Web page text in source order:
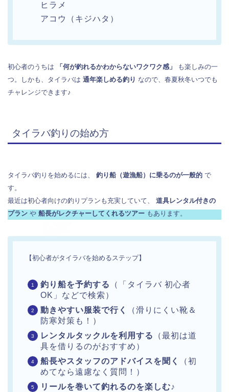
ヒラメ
アコウ（キジハタ）
初心者のうちは 「何が釣れるかわからないワクワク感」
も楽しみの一
つ。しかも、タイラバは 通年楽しめる釣り なので、春夏秋冬いつでも
チャレンジできます♪
タイラバ釣りの始め方
タイラバ釣りを始めるには、 釣り船（遊漁船）に乗るのが一般的 で
す。
最近は初心者向けの釣りプランも充実していて、 道具レンタル付きの
プラン や 船長がレクチャーしてくれるツアー もあります。
【初心者がタイラバを始めるステップ】
釣り船を予約する
（「タイラバ 初心者
OK」などで検索）
動きやすい服装で行く
（滑りにくい靴＆
防寒対策も！）
レンタルタックルを利用する
（最初は道
具を借りるのがおすすめ）
船長やスタッフのアドバイスを聞く
（初
めてなら遠慮なく質問！）
リールを巻いて釣れるのを楽しむ♪